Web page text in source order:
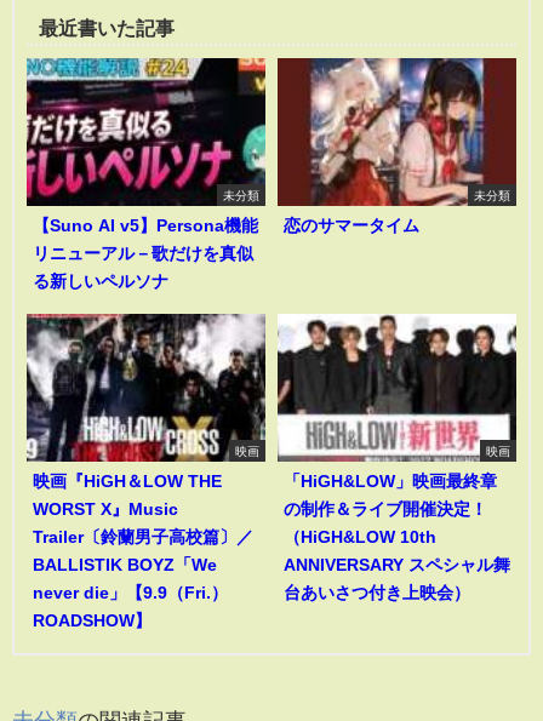
最近書いた記事
未分類
【Suno AI v5】Persona機能
リニューアル－歌だけを真似
る新しいペルソナ
未分類
恋のサマータイム
映画
映画『HiGH＆LOW THE
WORST X』Music
Trailer〔鈴蘭男子高校篇〕／
BALLISTIK BOYZ「We
never die」【9.9（Fri.）
ROADSHOW】
映画
「HiGH&LOW」映画最終章
の制作＆ライブ開催決定！
（HiGH&LOW 10th
ANNIVERSARY スペシャル舞
台あいさつ付き上映会）